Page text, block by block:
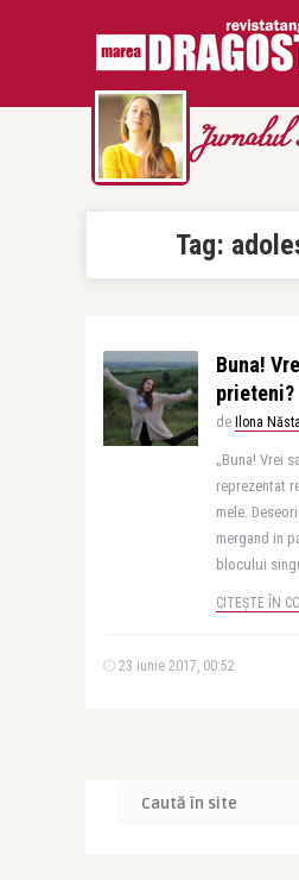
Jurnalul
Tag:
Buna!
prieteni?
de Ilona
„Buna! Vrei
reprezentat
mele.
mergand in
blocului
CITEȘTE ÎN
23 iunie 2017, 00:52